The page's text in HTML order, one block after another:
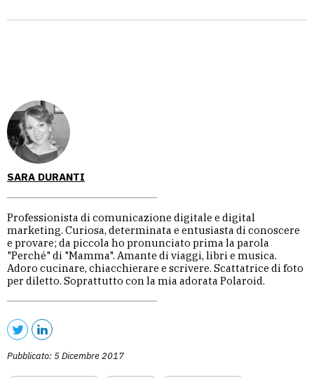
SARA DURANTI
Professionista di comunicazione digitale e digital
marketing. Curiosa, determinata e entusiasta di conoscere
e provare; da piccola ho pronunciato prima la parola
"Perché" di "Mamma". Amante di viaggi, libri e musica.
Adoro cucinare, chiacchierare e scrivere. Scattatrice di foto
per diletto. Soprattutto con la mia adorata Polaroid.
Pubblicato: 5 Dicembre 2017